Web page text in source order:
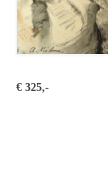
€ 325,-